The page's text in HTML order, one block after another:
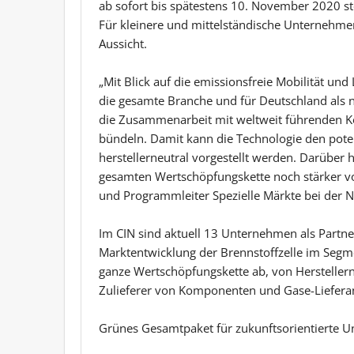
ab sofort bis spätestens 10. November 2020
Für kleinere und mittelständische
Aussicht.
„Mit Blick auf die emissionsfreie Mobilität
die gesamte Branche und für Deutschland
die Zusammenarbeit mit weltweit führenden
bündeln. Damit kann die Technologie den
herstellerneutral vorgestellt werden. Darüber
gesamten Wertschöpfungskette noch stärker
und Programmleiter Spezielle Märkte bei der
Im CIN sind aktuell 13 Unternehmen als
Marktentwicklung der Brennstoffzelle im
ganze Wertschöpfungskette ab, von
Zulieferer von Komponenten und Gase-
Grünes Gesamtpaket für zukunftsorientierte